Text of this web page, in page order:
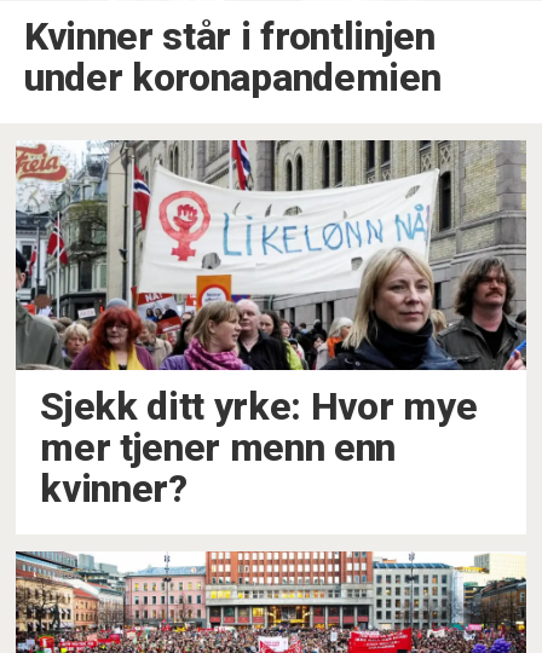
Kvinner står i frontlinjen
under koronapandemien
Sjekk ditt yrke: Hvor mye
mer tjener menn enn
kvinner?